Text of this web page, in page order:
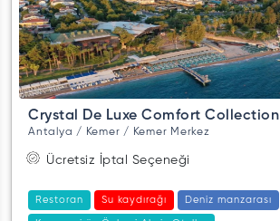
Crystal De Luxe Comfort Collection
Antalya / Kemer / Kemer Merkez
Ücretsiz İptal Seçeneği
Restoran Su kaydırağı Deniz manzarası